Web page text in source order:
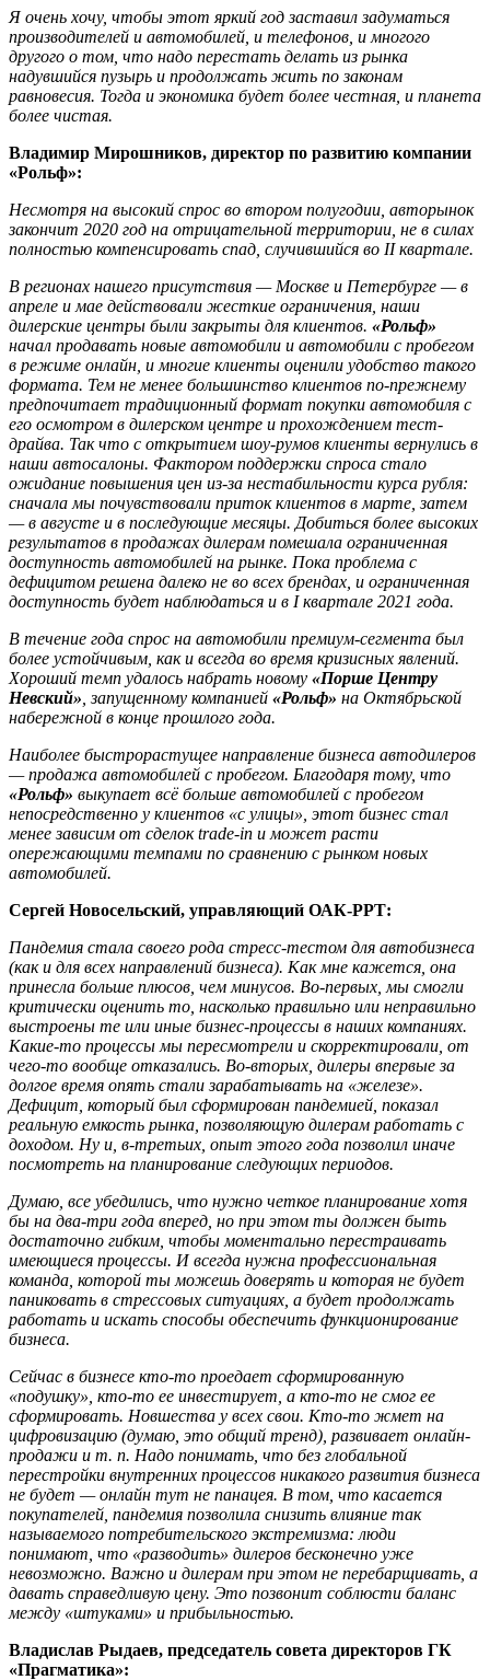
Я очень хочу, чтобы этот яркий год заставил задуматься
производителей и автомобилей, и телефонов, и многого
другого о том, что надо перестать делать из рынка
надувшийся пузырь и продолжать жить по законам
равновесия. Тогда и экономика будет более честная, и планета
более чистая.
Владимир Мирошников, директор по развитию компании
«Рольф»:
Несмотря на высокий спрос во втором полугодии, авторынок
закончит 2020 год на отрицательной территории, не в силах
полностью компенсировать спад, случившийся во II квартале.
В регионах нашего присутствия — Москве и Петербурге — в
апреле и мае действовали жесткие ограничения, наши
дилерские центры были закрыты для клиентов. «Рольф»
начал продавать новые автомобили и автомобили с пробегом
в режиме онлайн, и многие клиенты оценили удобство такого
формата. Тем не менее большинство клиентов по-прежнему
предпочитает традиционный формат покупки автомобиля с
его осмотром в дилерском центре и прохождением тест-
драйва. Так что с открытием шоу-румов клиенты вернулись в
наши автосалоны. Фактором поддержки спроса стало
ожидание повышения цен из-за нестабильности курса рубля:
сначала мы почувствовали приток клиентов в марте, затем
— в августе и в последующие месяцы. Добиться более высоких
результатов в продажах дилерам помешала ограниченная
доступность автомобилей на рынке. Пока проблема с
дефицитом решена далеко не во всех брендах, и ограниченная
доступность будет наблюдаться и в I квартале 2021 года.
В течение года спрос на автомобили премиум-сегмента был
более устойчивым, как и всегда во время кризисных явлений.
Хороший темп удалось набрать новому «Порше Центру
Невский» , запущенному компанией «Рольф» на Октябрьской
набережной в конце прошлого года.
Наиболее быстрорастущее направление бизнеса автодилеров
— продажа автомобилей с пробегом. Благодаря тому, что
«Рольф» выкупает всё больше автомобилей с пробегом
непосредственно у клиентов «с улицы», этот бизнес стал
менее зависим от сделок trade-in и может расти
опережающими темпами по сравнению с рынком новых
автомобилей.
Сергей Новосельский, управляющий ОАК-РРТ:
Пандемия стала своего рода стресс-тестом для автобизнеса
(как и для всех направлений бизнеса). Как мне кажется, она
принесла больше плюсов, чем минусов. Во-первых, мы смогли
критически оценить то, насколько правильно или неправильно
выстроены те или иные бизнес-процессы в наших компаниях.
Какие-то процессы мы пересмотрели и скорректировали, от
чего-то вообще отказались. Во-вторых, дилеры впервые за
долгое время опять стали зарабатывать на «железе».
Дефицит, который был сформирован пандемией, показал
реальную емкость рынка, позволяющую дилерам работать с
доходом. Ну и, в-третьих, опыт этого года позволил иначе
посмотреть на планирование следующих периодов.
Думаю, все убедились, что нужно четкое планирование хотя
бы на два-три года вперед, но при этом ты должен быть
достаточно гибким, чтобы моментально перестраивать
имеющиеся процессы. И всегда нужна профессиональная
команда, которой ты можешь доверять и которая не будет
паниковать в стрессовых ситуациях, а будет продолжать
работать и искать способы обеспечить функционирование
бизнеса.
Сейчас в бизнесе кто-то проедает сформированную
«подушку», кто-то ее инвестирует, а кто-то не смог ее
сформировать. Новшества у всех свои. Кто-то жмет на
цифровизацию (думаю, это общий тренд), развивает онлайн-
продажи и т. п. Надо понимать, что без глобальной
перестройки внутренних процессов никакого развития бизнеса
не будет — онлайн тут не панацея. В том, что касается
покупателей, пандемия позволила снизить влияние так
называемого потребительского экстремизма: люди
понимают, что «разводить» дилеров бесконечно уже
невозможно. Важно и дилерам при этом не перебарщивать, а
давать справедливую цену. Это позвонит соблюсти баланс
между «штуками» и прибыльностью.
Владислав Рыдаев, председатель совета директоров ГК
«Прагматика»: